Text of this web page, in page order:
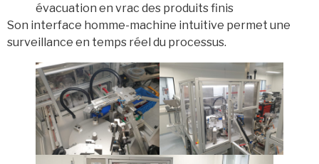
évacuation en vrac des produits finis
Son interface homme-machine intuitive permet une
surveillance en temps réel du processus.